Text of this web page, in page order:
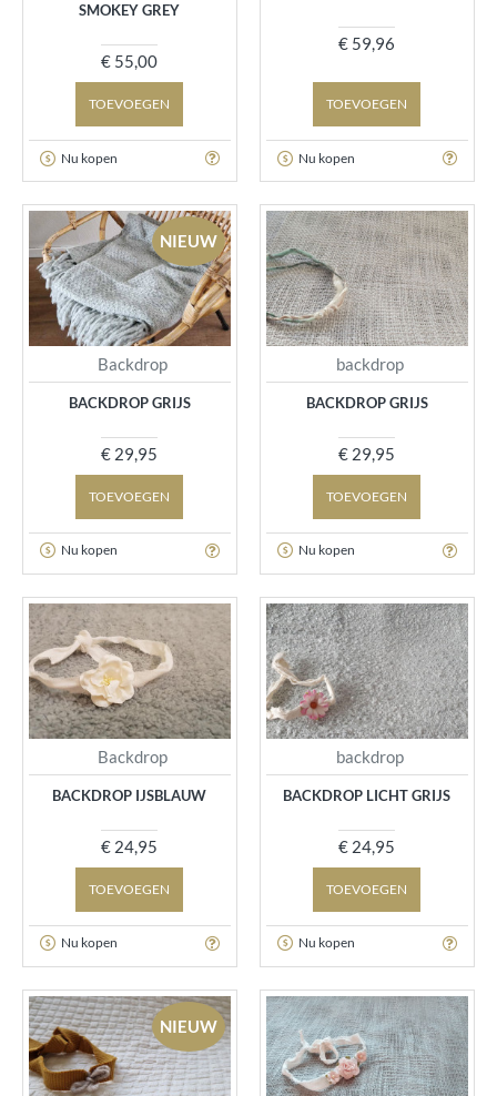
SMOKEY GREY
€ 55,00
TOEVOEGEN
Nu kopen
€ 59,96
TOEVOEGEN
Nu kopen
NIEUW
Backdrop
BACKDROP GRIJS
€ 29,95
TOEVOEGEN
Nu kopen
backdrop
BACKDROP GRIJS
€ 29,95
TOEVOEGEN
Nu kopen
Backdrop
BACKDROP IJSBLAUW
€ 24,95
TOEVOEGEN
Nu kopen
backdrop
BACKDROP LICHT GRIJS
€ 24,95
TOEVOEGEN
Nu kopen
NIEUW